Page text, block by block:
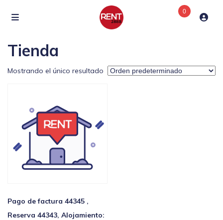
0
Tienda
Mostrando el único resultado
Pago de factura 44345 ,
Reserva 44343, Alojamiento: